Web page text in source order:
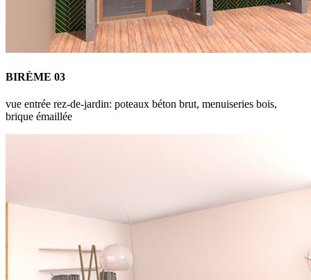
BIRÈME 03
vue entrée rez-de-jardin: poteaux béton brut, menuiseries bois,
brique émaillée